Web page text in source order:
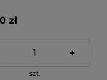
zł
+
szt.